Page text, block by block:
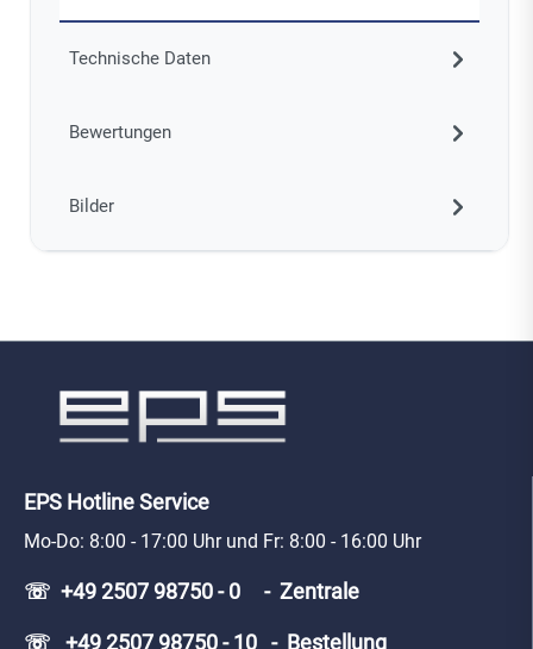
Technische Daten
Bewertungen
Bilder
EPS Hotline Service
Mo-Do: 8:00 - 17:00 Uhr und Fr: 8:00 - 16:00 Uhr
☏ +49 2507 98750 - 0 - Zentrale
☏ +49 2507 98750 - 10 - Bestellung